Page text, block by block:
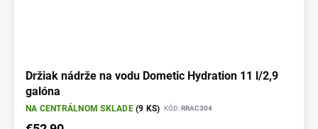
Držiak nádrže na vodu Dometic Hydration 11 l/2,9
galóna
NA CENTRÁLNOM SKLADE(9 KS) KÓD:RRAC304